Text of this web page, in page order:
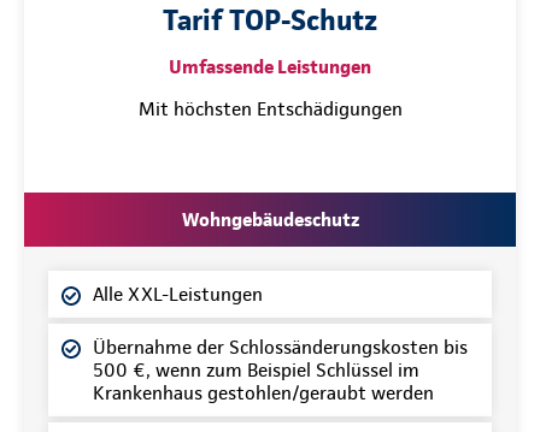
Tarif TOP-Schutz
Umfassende Leistungen
Mit höchsten Entschädigungen
Wohngebäudeschutz
Alle XXL-Leistungen
Übernahme der Schlossänderungskosten bis
500 €, wenn zum Beispiel Schlüssel im
Krankenhaus gestohlen/geraubt werden